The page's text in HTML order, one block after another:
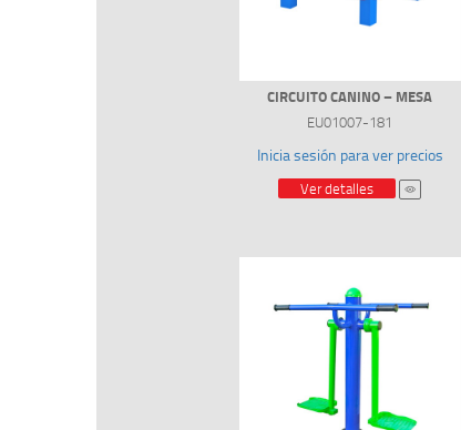
CIRCUITO CANINO – MESA
EU01007-181
Inicia sesión para ver precios
Ver detalles